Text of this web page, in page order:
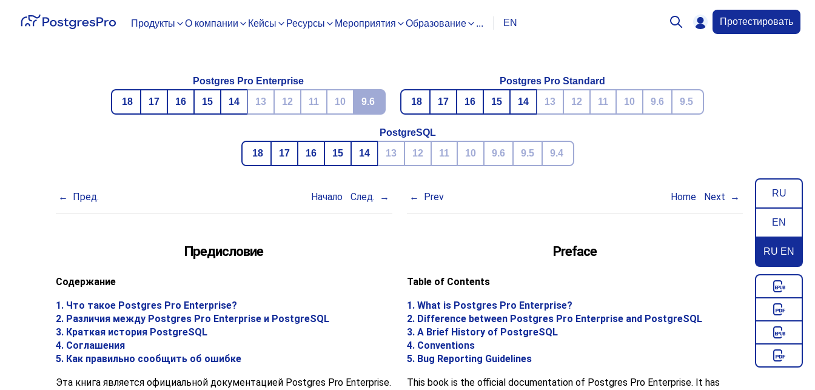
Продукты О компании Кейсы Ресурсы Мероприятия Образование ... EN Протестировать
Postgres Pro Enterprise
18
17 16 15 14 13 12 11 10 9.6
Postgres Pro Standard
18
17 16 15 14 13 12 11 10 9.6 9.5
PostgreSQL
18
17 16 15 14 13 12 11 10 9.6 9.5 9.4
RU
EN
RU EN
Пред. Начало След.
Предисловие
Содержание
1. Что такое Postgres Pro Enterprise?
2. Различия между Postgres Pro Enterprise и PostgreSQL
3. Краткая история PostgreSQL
4. Соглашения
5. Как правильно сообщить об ошибке
Эта книга является официальной документацией Postgres Pro Enterprise.
Prev Home Next
Preface
Table of Contents
1. What is Postgres Pro Enterprise?
2. Difference between Postgres Pro Enterpriseand PostgreSQL
3. A Brief History of PostgreSQL
4. Conventions
5. Bug Reporting Guidelines
This book is the official documentation of Postgres Pro Enterprise. It has